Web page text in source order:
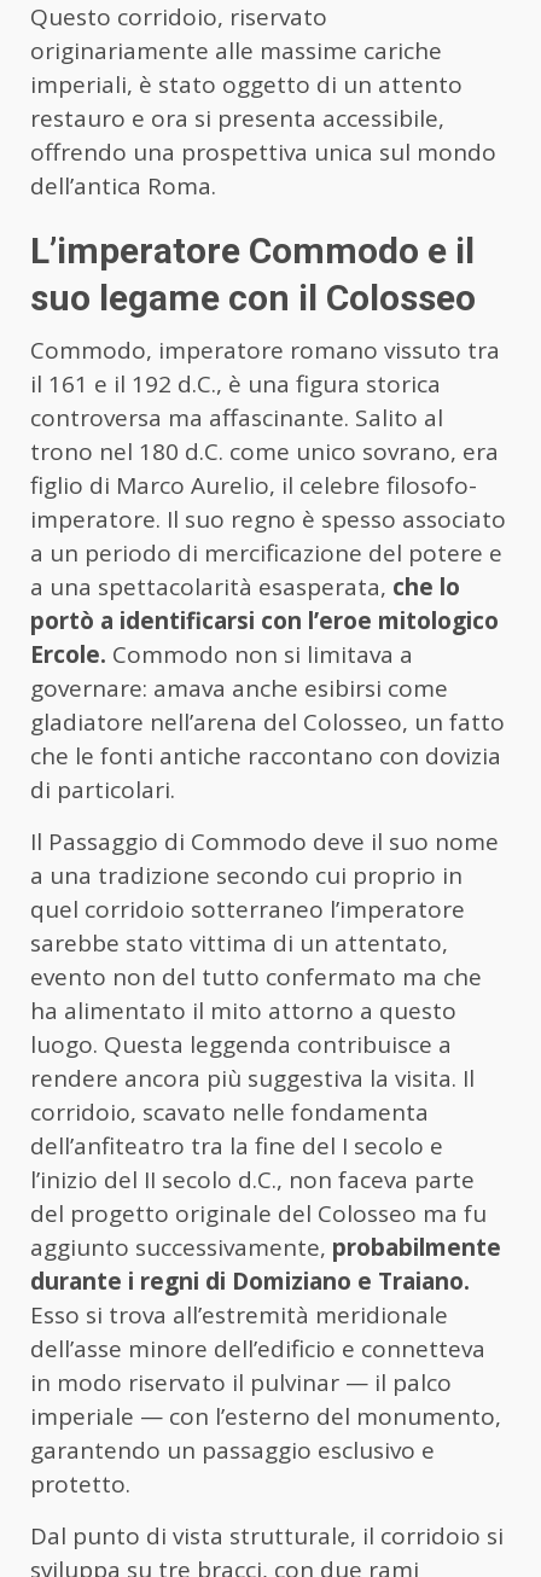
Questo corridoio, riservato
originariamente alle massime cariche
imperiali, è stato oggetto di un attento
restauro e ora si presenta accessibile,
offrendo una prospettiva unica sul mondo
dell’antica Roma.
L’imperatore Commodo e il
suo legame con il Colosseo
Commodo, imperatore romano vissuto tra
il 161 e il 192 d.C., è una figura storica
controversa ma affascinante. Salito al
trono nel 180 d.C. come unico sovrano, era
figlio di Marco Aurelio, il celebre filosofo-
imperatore. Il suo regno è spesso associato
a un periodo di mercificazione del potere e
a una spettacolarità esasperata, che lo
portò a identificarsi con l’eroe mitologico
Ercole. Commodo non si limitava a
governare: amava anche esibirsi come
gladiatore nell’arena del Colosseo, un fatto
che le fonti antiche raccontano con dovizia
di particolari.
Il Passaggio di Commodo deve il suo nome
a una tradizione secondo cui proprio in
quel corridoio sotterraneo l’imperatore
sarebbe stato vittima di un attentato,
evento non del tutto confermato ma che
ha alimentato il mito attorno a questo
luogo. Questa leggenda contribuisce a
rendere ancora più suggestiva la visita. Il
corridoio, scavato nelle fondamenta
dell’anfiteatro tra la fine del I secolo e
l’inizio del II secolo d.C., non faceva parte
del progetto originale del Colosseo ma fu
aggiunto successivamente, probabilmente
durante i regni di Domiziano e Traiano.
Esso si trova all’estremità meridionale
dell’asse minore dell’edificio e connetteva
in modo riservato il pulvinar — il palco
imperiale — con l’esterno del monumento,
garantendo un passaggio esclusivo e
protetto.
Dal punto di vista strutturale, il corridoio si
sviluppa su tre bracci, con due rami